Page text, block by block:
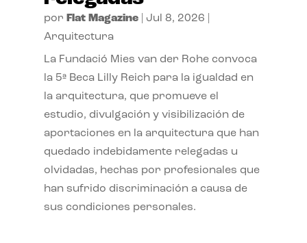
por Flat Magazine| Jul 8, 2026
Arquitectura
La Fundació Mies van der Rohe convoca
la 5ª Beca Lilly Reich para la igualdad en
la arquitectura, que promueve el
estudio, divulgación y visibilización de
aportaciones en la arquitectura que han
quedado indebidamente relegadas u
olvidadas, hechas por profesionales que
han sufrido discriminación a causa de
sus condiciones personales.